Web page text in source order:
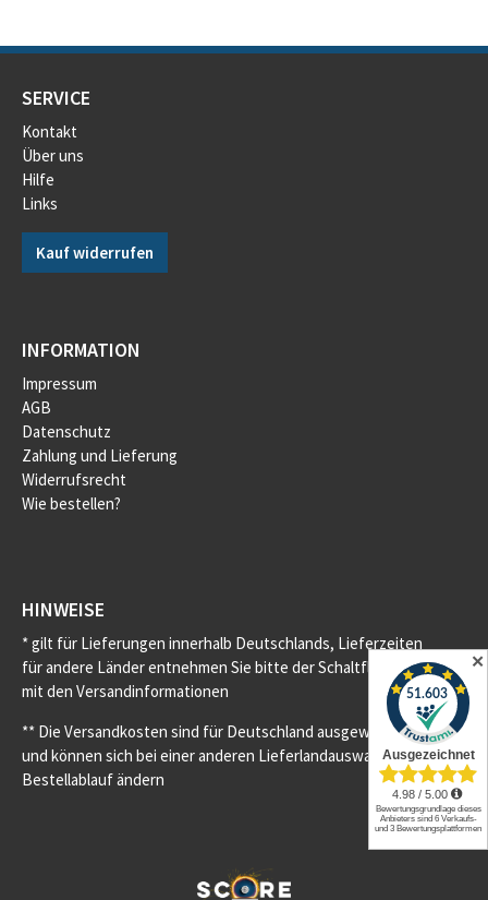
SERVICE
Kontakt
Über uns
Hilfe
Links
Kauf widerrufen
INFORMATION
Impressum
AGB
Datenschutz
Zahlung und Lieferung
Widerrufsrecht
Wie bestellen?
HINWEISE
* gilt für Lieferungen innerhalb Deutschlands, Lieferzeiten
für andere Länder entnehmen Sie bitte der Schaltfläche
mit den Versandinformationen
** Die Versandkosten sind für Deutschland ausgewiesen
und können sich bei einer anderen Lieferlandauswahl im
Bestellablauf ändern
✕